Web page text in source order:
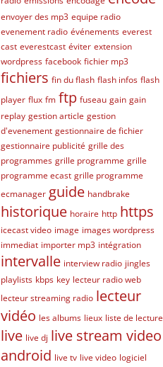
envoyer des mp3 equipe radio
evenement radio événements everest
cast everestcast éviter extension
wordpress facebook fichier mp3
fichiers fin du flash flash infos flash
player flux fm ftp fuseau gain gain
replay gestion article gestion
d'evenement gestionnaire de fichier
gestionnaire publicité grille des
programmes grille programme grille
programme ecast grille programme
ecmanager guide handbrake
historique horaire http https
icecast video image images wordpress
immediat importer mp3 intégration
intervalle interview radio jingles
playlists kbps key lecteur radio web
lecteur streaming radio lecteur
vidéo les albums lieux liste de lecture
live live dj live stream video
android live tv live video logiciel